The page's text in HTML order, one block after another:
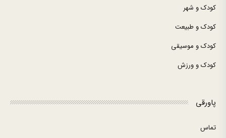
کودک و شهر
کودک و طبیعت
کودک و موسیقی
کودک و ورزش
پاورقی
تماس